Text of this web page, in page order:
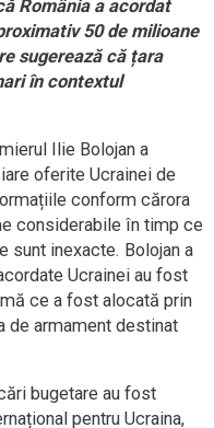
România a acordat
50 de milioane
sugerează că țara
în contextul
Ilie Bolojan a
oferite Ucrainei de
conform cărora
considerabile în timp ce
sunt inexacte. Bolojan a
Ucrainei au fost
ce a fost alocată prin
de armament destinat
bugetare au fost
pentru Ucraina,